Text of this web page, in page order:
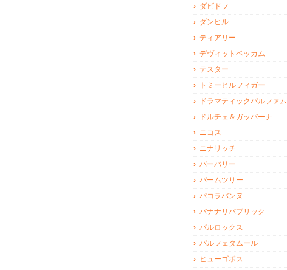
ダビドフ
ダンヒル
ティアリー
デヴィットベッカム
テスター
トミーヒルフィガー
ドラマティックパルファム
ドルチェ＆ガッバーナ
ニコス
ニナリッチ
バーバリー
パームツリー
パコラバンヌ
バナナリパブリック
パルロックス
パルフェタムール
ヒューゴボス